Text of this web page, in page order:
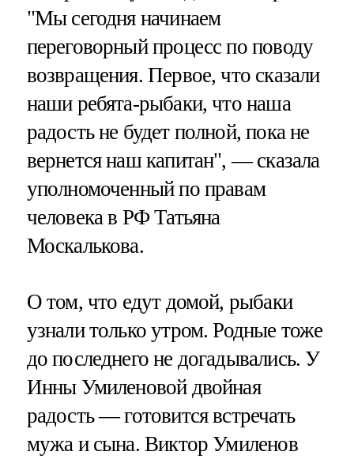
"Мы сегодня начинаем
переговорный процесс по поводу
возвращения. Первое, что сказали
наши ребята-рыбаки, что наша
радость не будет полной, пока не
вернется наш капитан", — сказала
уполномоченный по правам
человека в РФ Татьяна
Москалькова.
О том, что едут домой, рыбаки
узнали только утром. Родные тоже
до последнего не догадывались. У
Инны Умиленовой двойная
радость — готовится встречать
мужа и сына. Виктор Умиленов